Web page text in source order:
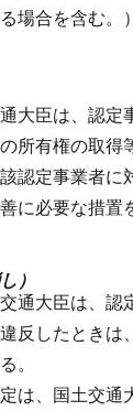
場合を含む。
大臣は、認定
所有権の取得
認定事業者に
に必要な措置
）
通大臣は、認
反したときは
。
は、国土交通